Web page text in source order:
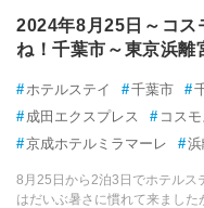
2024年8月25日～コス
ね！千葉市～東京浜
# ホテルステイ #千葉市 #
# 成田エクスプレス # コスモ
#京成ホテルミラマーレ #
8月25日から2泊3日でホテルス
はだいぶ暑さに慣れて来ました